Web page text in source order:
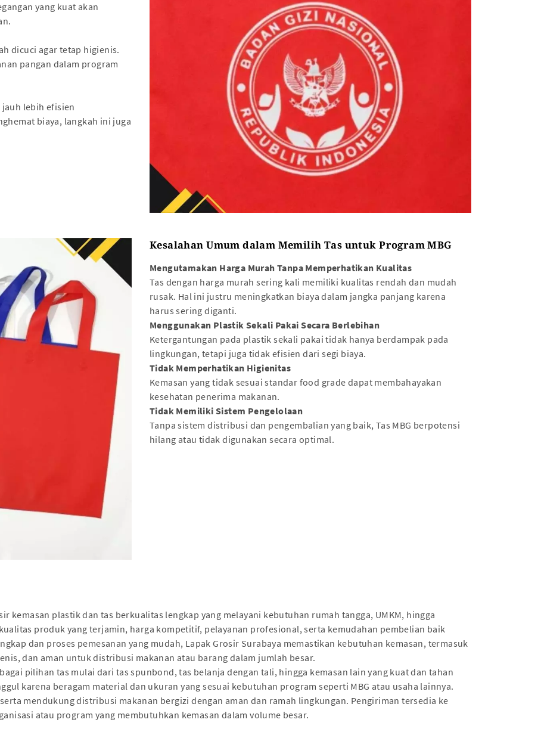
yang kuat akan
dicuci agar tetap higienis.
pangan dalam program
lebih efisien
biaya, langkah ini juga
Kesalahan Umum dalam Memilih Tas untuk Program MBG
Mengutamakan Harga Murah Tanpa Memperhatikan Kualitas
Tas dengan harga murah sering kali memiliki kualitas rendah dan mudah
rusak. Hal ini justru meningkatkan biaya dalam jangka panjang karena
harus sering diganti.
Menggunakan Plastik Sekali Pakai Secara Berlebihan
Ketergantungan pada plastik sekali pakai tidak hanya berdampak pada
lingkungan, tetapi juga tidak efisien dari segi biaya.
Tidak Memperhatikan Higienitas
Kemasan yang tidak sesuai standar food grade dapat membahayakan
kesehatan penerima makanan.
Tidak Memiliki Sistem Pengelolaan
Tanpa sistem distribusi dan pengembalian yang baik, Tas MBG berpotensi
hilang atau tidak digunakan secara optimal.
kemasan plastik dan tas berkualitas lengkap yang melayani kebutuhan rumah tangga, UMKM, hingga
produk yang terjamin, harga kompetitif, pelayanan profesional, serta kemudahan pembelian baik
dan proses pemesanan yang mudah, Lapak Grosir Surabaya memastikan kebutuhan kemasan, termasuk
dan aman untuk distribusi makanan atau barang dalam jumlah besar.
pilihan tas mulai dari tas spunbond, tas belanja dengan tali, hingga kemasan lain yang kuat dan tahan
karena beragam material dan ukuran yang sesuai kebutuhan program seperti MBG atau usaha lainnya.
mendukung distribusi makanan bergizi dengan aman dan ramah lingkungan. Pengiriman tersedia ke
atau program yang membutuhkan kemasan dalam volume besar.